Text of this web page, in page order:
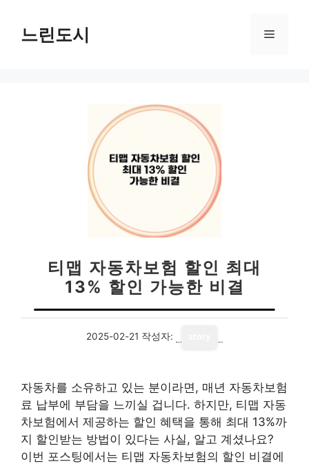
느린도시 메
티맵 자동차보험 할인 최대
13% 할인 가능한 비결
2025-02-21 작성자:
자동차를 소유하고 있는 분이라면, 매년 자동차보험
료 납부에 부담을 느끼실 겁니다. 하지만, 티맵 자동
차보험에서 제공하는 할인 혜택을 통해 최대 13%까
지 할인받는 방법이 있다는 사실, 알고 계셨나요?
이번 포스팅에서는 티맵 자동차보험의 할인 비결에